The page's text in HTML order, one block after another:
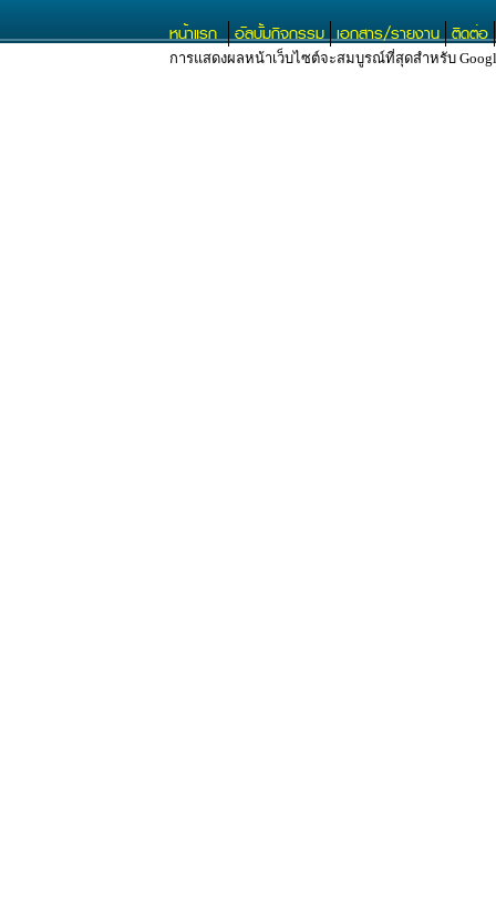
หน้าแรก อัลบั้มกิจกรรม เอกสาร/รายงาน ติดต่อ
การแสดงผลหน้าเว็บไซต์จะสมบูรณ์ที่สุดสำหรับ